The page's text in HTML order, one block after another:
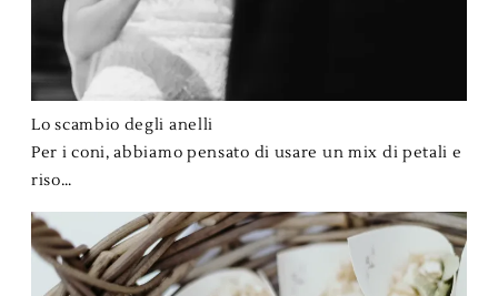
Lo scambio degli anelli
Per i coni, abbiamo pensato di usare un mix di petali e
riso…